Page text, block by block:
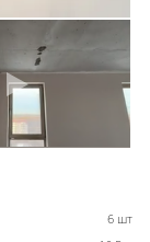
6 шт